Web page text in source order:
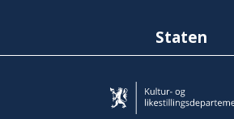
Staten